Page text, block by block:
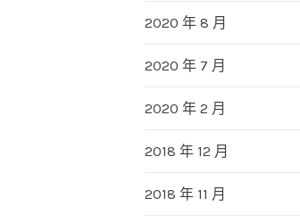
2020 年 8 月
2020 年 7 月
2020 年 2 月
2018 年 12 月
2018 年 11 月